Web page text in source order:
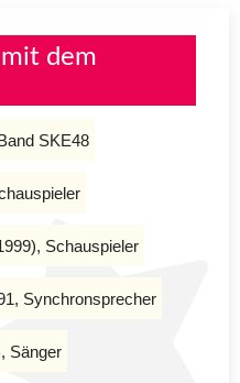
dem
SKE48
Schauspieler
Synchronsprecher
Sänger